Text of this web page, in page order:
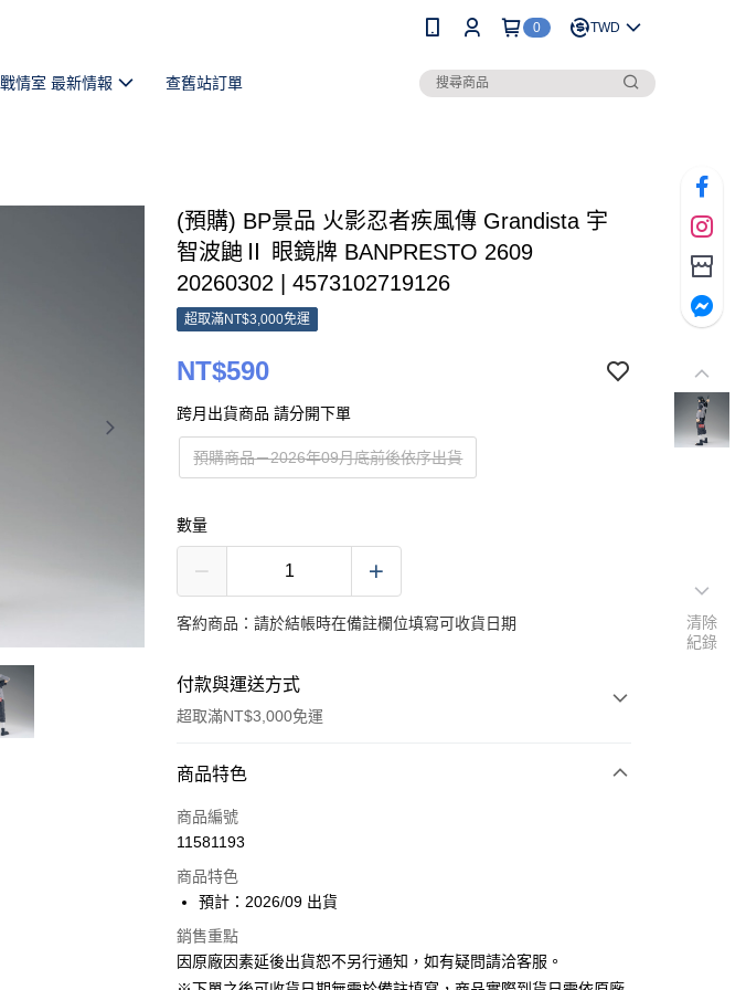
0 TWD
戰情室 最新情報 查舊站訂單
(預購) BP景品 火影忍者疾風傳 Grandista 宇
智波鼬Ⅱ 眼鏡牌 BANPRESTO 2609
20260302 | 4573102719126
超取滿NT$3,000免運
NT$590
跨月出貨商品 請分開下單
預購商品－2026年09月底前後依序出貨
數量
客約商品：請於結帳時在備註欄位填寫可收貨日期
付款與運送方式
超取滿NT$3,000免運
付款方式
信用卡一次付款
Apple Pay
ATM付款
商品特色
商品編號
11581193
商品特色
預計：2026/09 出貨
銷售重點
因原廠因素延後出貨恕不另行通知，如有疑問請洽客服。
清除
紀錄